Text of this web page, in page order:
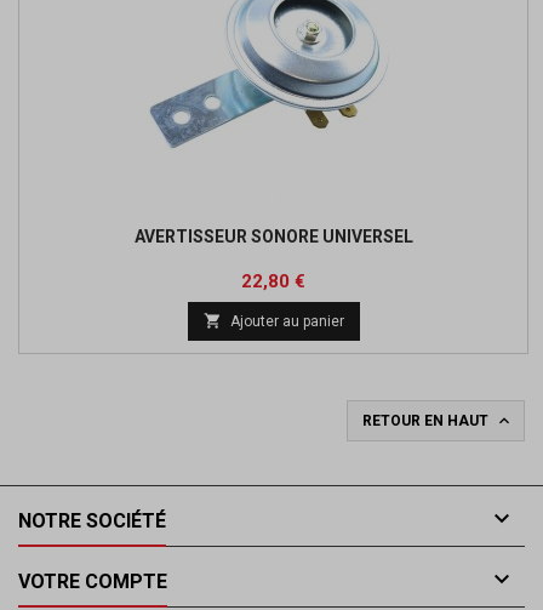
AVERTISSEUR SONORE UNIVERSEL
Prix
22,80 €
base
 Ajouter au panier
RETOUR EN HAUT 
NOTRE SOCIÉTÉ 
VOTRE COMPTE 